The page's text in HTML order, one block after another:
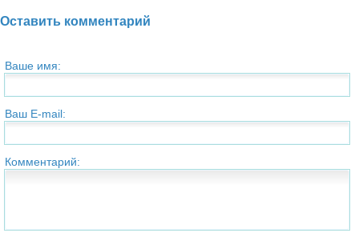
Оставить комментарий
Ваше имя:
Ваш E-mail:
Комментарий: